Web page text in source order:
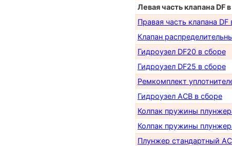
Левая часть клапана DF
Правая часть клапана DF
Клапан
Гидроузел DF20 в сборе
Гидроузел DF25 в сборе
Ремкомплект
Гидроузел АСB в сборе
Колпак пружины
Колпак пружины
Плунжер стандартный